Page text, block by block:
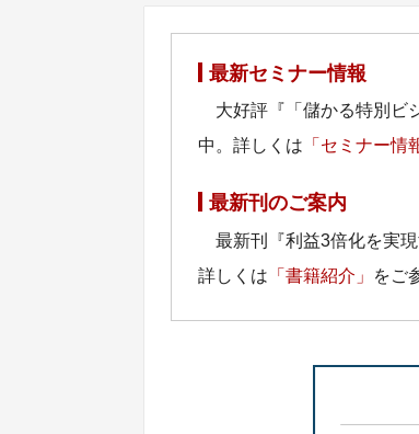
最新セミナー情報
大好評『「儲かる特別ビ
中。詳しくは 「セミナー情
最新刊のご案内
最新刊『利益3倍化を実
詳しくは 「書籍紹介」 をご